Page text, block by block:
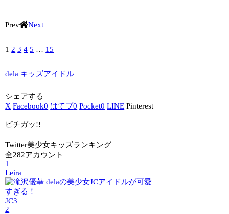
Prev Next
1 2 3 4 5 … 15
dela キッズアイドル
シェアする
X Facebook0 はてブ0 Pocket0 LINE Pinterest
ピチガッ!!
Twitter美少女キッズランキング
全282アカウント
1
Leira
JC3
2